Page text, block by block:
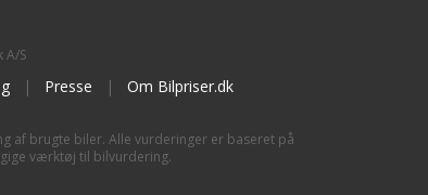
A/S
| Presse | Om Bilpriser.dk
af brugte biler. Alle vurderinger er baseret på
værktøj til bilvurdering.